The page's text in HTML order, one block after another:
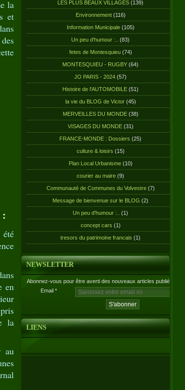
la
et
:
été
en
la
au
LES PLUS BEAUX VILLAGES (139)
Environnement(116)
Information Municipale(105)
Un peu d'humour :.. (83)
fetes de Montesquieu(74)
MONTESQUIEU - RUGBY (64)
JO PARIS - 2024 (57)
Histoire de l'AUTOMOBILE (51)
la vie du BLOG de Victor(45)
MERVEILLES DU MONDE(38)
VISAGES DU MONDE(31)
FRANCE-MONDE : Dossiers (25)
culture & loisirs (15)
Plan Local Urbanisme(10)
courier au maire (9)
Communauté de Communes du Volvestre(7)
Message de bienvenue sur le BLOG (2)
Un peu d'humour :.. (1)
concept cars (1)
tresors du patrimoine francais (1)
NEWSLETTER
Abonnez-vous pour être averti des nouveaux articles publiés.
Email
LIENS